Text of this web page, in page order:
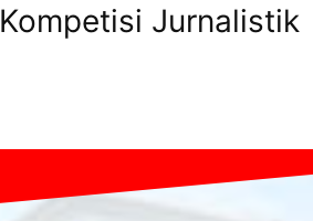
Kompetisi Jurnalistik